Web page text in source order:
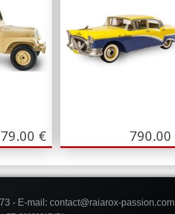
30 cm
€ 790.00
- E-mail: contact@raiarox-passion.com